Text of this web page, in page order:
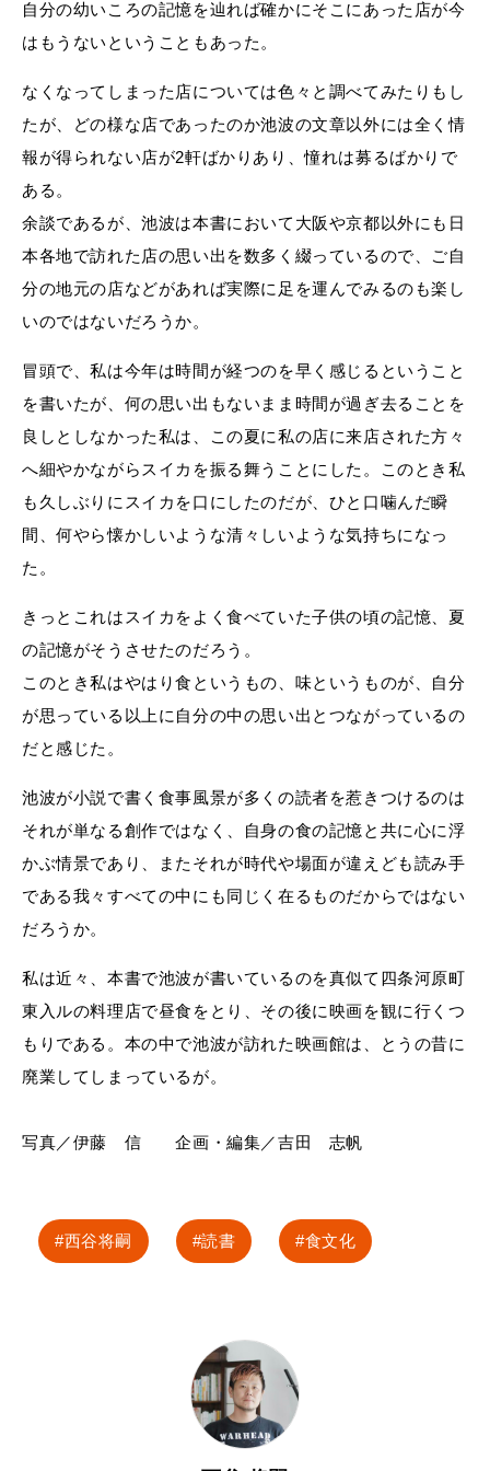
自分の幼いころの記憶を辿れば確かにそこにあった店が今
はもうないということもあった。
なくなってしまった店については色々と調べてみたりもし
たが、どの様な店であったのか池波の文章以外には全く情
報が得られない店が2軒ばかりあり、憧れは募るばかりで
ある。
余談であるが、池波は本書において大阪や京都以外にも日
本各地で訪れた店の思い出を数多く綴っているので、ご自
分の地元の店などがあれば実際に足を運んでみるのも楽し
いのではないだろうか。
冒頭で、私は今年は時間が経つのを早く感じるということ
を書いたが、何の思い出もないまま時間が過ぎ去ることを
良しとしなかった私は、この夏に私の店に来店された方々
へ細やかながらスイカを振る舞うことにした。このとき私
も久しぶりにスイカを口にしたのだが、ひと口噛んだ瞬
間、何やら懐かしいような清々しいような気持ちになっ
た。
きっとこれはスイカをよく食べていた子供の頃の記憶、夏
の記憶がそうさせたのだろう。
このとき私はやはり食というもの、味というものが、自分
が思っている以上に自分の中の思い出とつながっているの
だと感じた。
池波が小説で書く食事風景が多くの読者を惹きつけるのは
それが単なる創作ではなく、自身の食の記憶と共に心に浮
かぶ情景であり、またそれが時代や場面が違えども読み手
である我々すべての中にも同じく在るものだからではない
だろうか。
私は近々、本書で池波が書いているのを真似て四条河原町
東入ルの料理店で昼食をとり、その後に映画を観に行くつ
もりである。本の中で池波が訪れた映画館は、とうの昔に
廃業してしまっているが。
写真／伊藤 信 企画・編集／吉田 志帆
西谷将嗣 読書 食文化